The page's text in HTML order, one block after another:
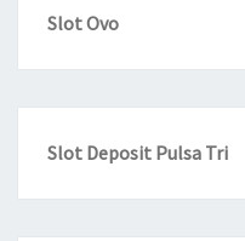
Slot Ovo
Slot Deposit Pulsa Tri